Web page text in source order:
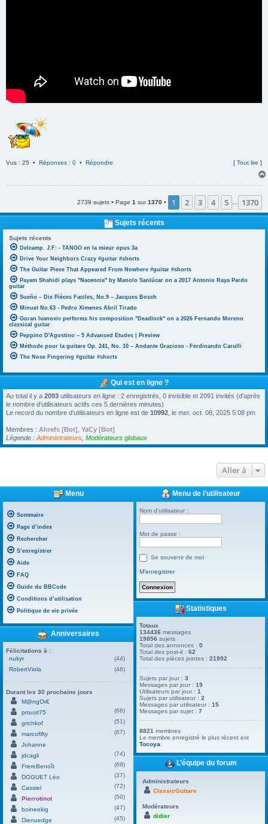
Vus : 25 • Réponses : 0 • Répondre [ Tout lire ]
2739 sujets • Page 1 sur1370 • 1 2 3 4 5 1370
Sujets récents
Sujets récents
Delcamp. J.F: - TANGO en la mieur opus 3a
Drive Your Neighbors Crazy #guitar #shorts
The Guitar Piece That Appeared From Nowhere #guitar #shorts
Payam Shahidi plays "Nacencia" by Manolo Sanlúcar on a 2017 Antonio Raya Pardo
guitar
Sueño – Dix Pièces Faciles, No.9 – Jacques Bosch
Minuet No.63 - Pedro Ximenes Abril Tirado
Goran Ivanovic performs his composition "Deadlock" on a 2026 Fernando Moreno
classical guitar
Peppino D'Agostino – 5 Advanced Etudes | Preview
Méthode pour la guitare Op. 241, No. 10 – Andante Grazioso - Ferdinando Carulli
The Nose Fingering #guitar #shorts
Qui est en ligne ?
Au total il y a 2093 utilisateurs en ligne : 2 enregistrés, 0 invisible et 2091 invités (d’après
le nombre d’utilisateurs actifs ces 5 dernières minutes)
Le record du nombre d’utilisateurs en ligne est de 10992 , le mer. oct. 08, 2025 5:08 pm
Membres : Ahrefs [Bot] YaCy [Bot]
Légende : Administrateurs Modérateurs globaux
Aller à
Menu
Sommaire
Page d’index
Rechercher
S’enregistrer
Aide
FAQ
Guide du BBCode
Conditions d’utilisation
Politique de vie privée
Anniversaires
Félicitations à :
nukyr
(44)
RobertViola
(46)
Durant les 30 prochains jours
M@ngOr€
proust75
(68)
grichkof
(51)
marcofifty
(67)
Johanne
jdcagli
(74)
FrereBenoît
(69)
DOGUET Léo
(37)
Cassiel
(72)
Pierrotinot
(50)
boineekig
(47)
Dienuedge
(45)
Menu de l’utilisateur
Nom d’utilisateur :
Mot de passe :
Se souvenir de moi
M’enregistrer
Statistiques
Totaux
134436 messages
19856 sujets
Total des annonces :0
Total des post-it :62
Total des pièces jointes :21992
Sujets par jour :3
Messages par jour :19
Utilisateurs par jour :1
Sujets par utilisateur :2
Messages par utilisateur :15
Messages par sujet :7
8821 membres
Le membre enregistré le plus récent est
Tocoya
L’équipe du forum
Administrateurs
ClassicGuitare
Modérateurs
didier